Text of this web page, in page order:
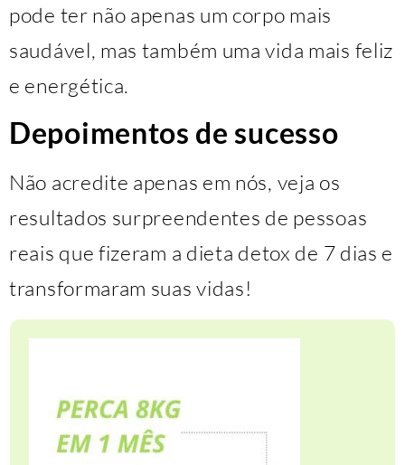
pode ter não apenas um corpo mais
saudável, mas também uma vida mais feliz
e energética.
Depoimentos de sucesso
Não acredite apenas em nós, veja os
resultados surpreendentes de pessoas
reais que fizeram a dieta detox de 7 dias e
transformaram suas vidas!